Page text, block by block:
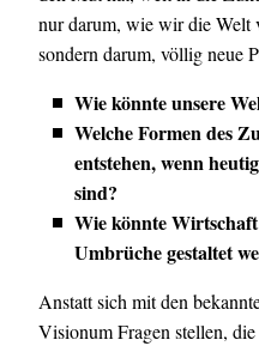
nur darum, wie wir die Welt
sondern darum, völlig neue
Wie könnte unsere
Welche Formen des
entstehen, wenn
sind?
Wie könnte
Umbrüche gestaltet
Anstatt sich mit den
Visionum Fragen stellen,